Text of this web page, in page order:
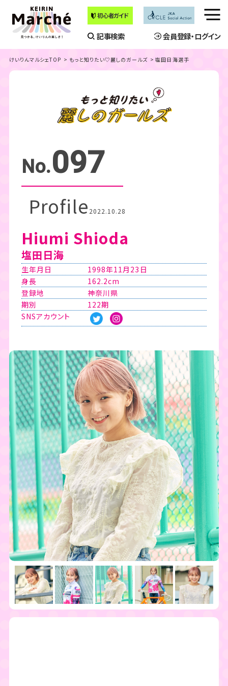
初心者ガイド
記事検索 会員登録・ログイン
メ
ュ
ー
開
けいりんマルシェTOP もっと知りたい♡麗しのガールズ 塩田日海選手
No.097
Profile 2022.10.28
Hiumi Shioda
塩田日海
生年月日
1998年11月23日
身長
162.2cm
登録地
神奈川県
期別
122期
SNSアカウント